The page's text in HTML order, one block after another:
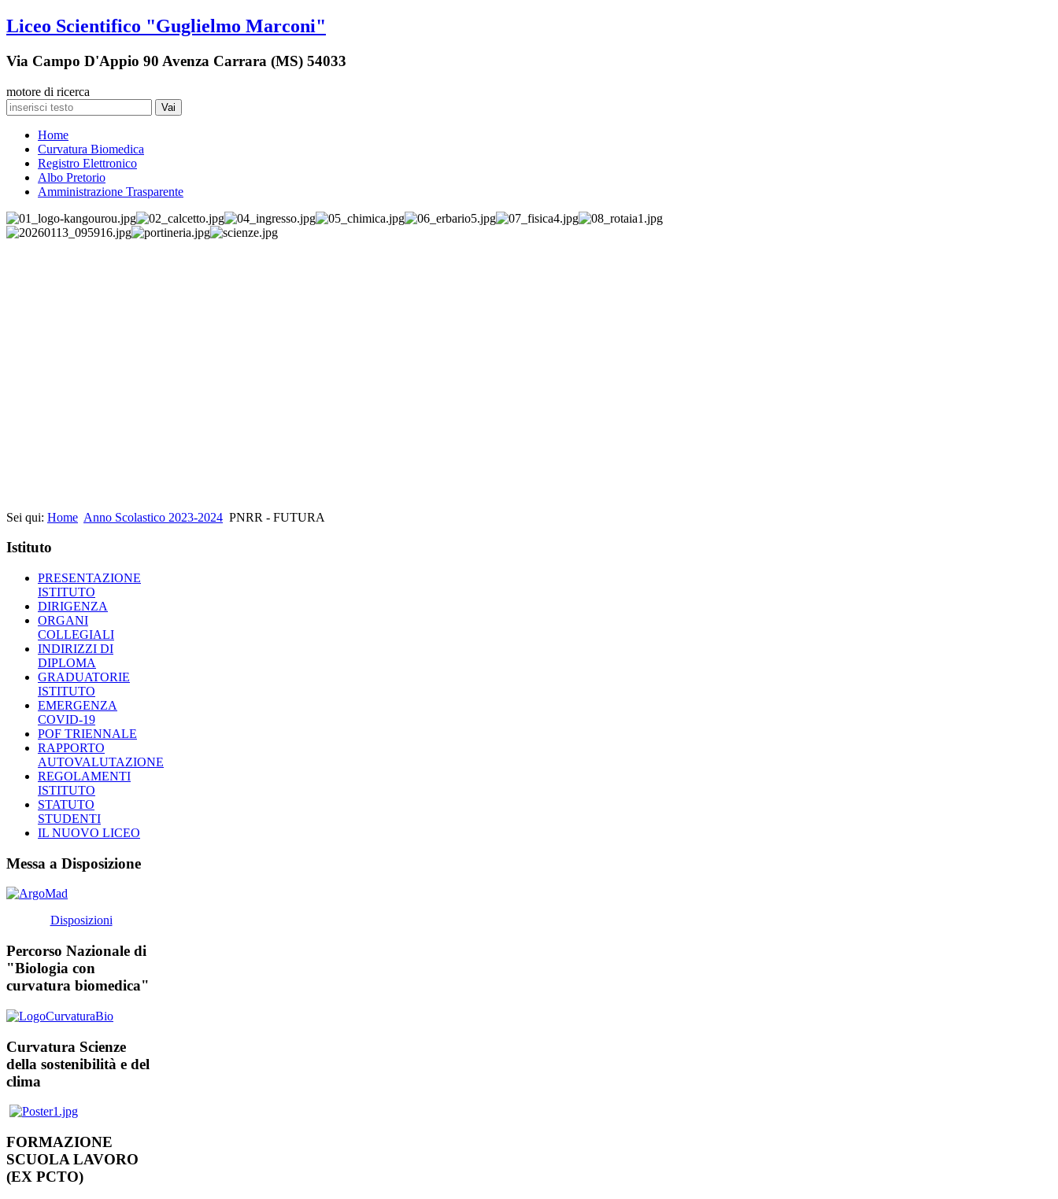
Liceo Scientifico "Guglielmo Marconi"
Via Campo D'Appio 90 Avenza Carrara (MS) 54033
motore di ricerca
Vai
Home
Curvatura Biomedica
Registro Elettronico
Albo Pretorio
Amministrazione Trasparente
Sei qui: Home Anno Scolastico 2023-2024 PNRR - FUTURA
Istituto
PRESENTAZIONE
ISTITUTO
DIRIGENZA
ORGANI
COLLEGIALI
INDIRIZZI DI
DIPLOMA
GRADUATORIE
ISTITUTO
EMERGENZA
COVID-19
POF TRIENNALE
RAPPORTO
AUTOVALUTAZIONE
REGOLAMENTI
ISTITUTO
STATUTO
STUDENTI
IL NUOVO LICEO
Messa a Disposizione
Disposizioni
Percorso Nazionale di
"Biologia con
curvatura biomedica"
Curvatura Scienze
della sostenibilità e del
clima
FORMAZIONE
SCUOLA LAVORO
(EX PCTO)